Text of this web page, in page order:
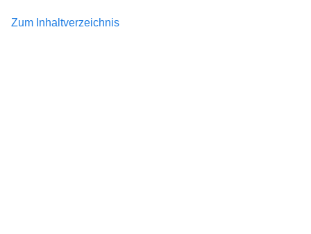
Zum Inhaltverzeichnis